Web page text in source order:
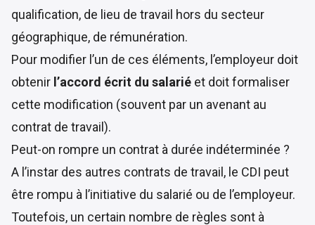
qualification, de lieu de travail hors du secteur
géographique, de rémunération.
Pour modifier l’un de ces éléments, l’employeur doit
obtenir l’accord écrit du salarié et doit formaliser
cette modification (souvent par un avenant au
contrat de travail).
Peut-on rompre un contrat à durée indéterminée ?
A l’instar des autres contrats de travail, le CDI peut
être rompu à l’initiative du salarié ou de l’employeur.
Toutefois, un certain nombre de règles sont à